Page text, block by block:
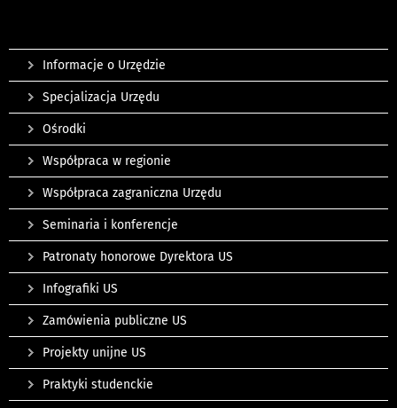
Informacje o Urzędzie
Specjalizacja Urzędu
Ośrodki
Współpraca w regionie
Współpraca zagraniczna Urzędu
Seminaria i konferencje
Patronaty honorowe Dyrektora US
Infografiki US
Zamówienia publiczne US
Projekty unijne US
Praktyki studenckie